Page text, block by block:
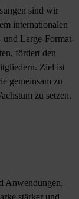
sind wir
internationalen
Large-Format-
fördert den
Ziel ist
gemeinsam zu
zu setzen.
Anwendungen,
stärker und